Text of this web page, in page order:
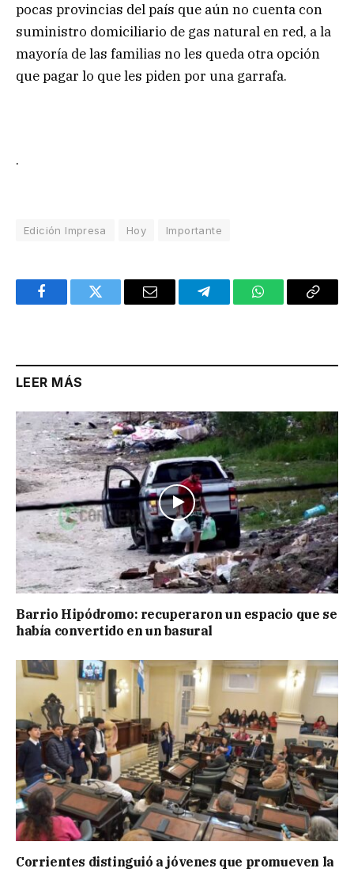
pocas provincias del país que aún no cuenta con
suministro domiciliario de gas natural en red, a la
mayoría de las familias no les queda otra opción
que pagar lo que les piden por una garrafa.
.
Edición Impresa Hoy Importante
FacebookTwitter Email TelegramWhatsAppCopy
LEER MÁS
Barrio Hipódromo: recuperaron un espacio que se
había convertido en un basural
Corrientes distinguió a jóvenes que promueven la